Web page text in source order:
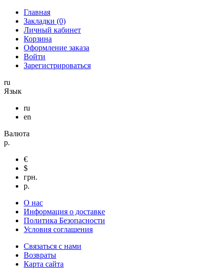
Главная
Закладки (0)
Личный кабинет
Корзина
Оформление заказа
Войти
Зарегистрироваться
ru
Язык
ru
en
Валюта
р.
€
$
грн.
р.
О нас
Информация о доставке
Политика Безопасности
Условия соглашения
Связаться с нами
Возвраты
Карта сайта